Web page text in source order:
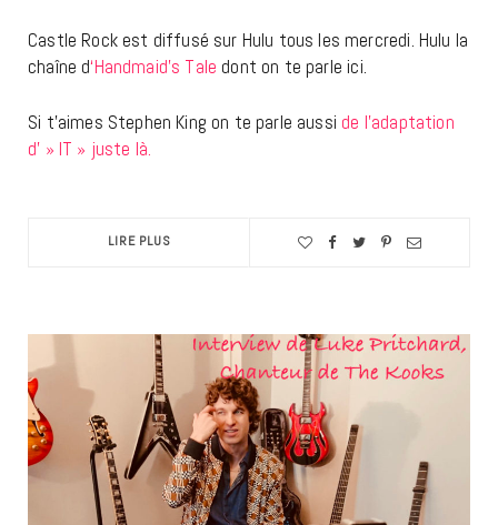
Castle Rock est diffusé sur Hulu tous les mercredi. Hulu la
chaîne d‘Handmaid’s Tale dont on te parle ici.
Si t’aimes Stephen King on te parle aussi de l’adaptation
d' » IT » juste là.
LIRE PLUS